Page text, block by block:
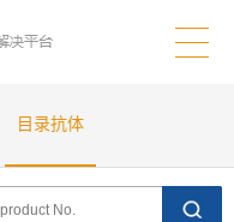
目录抗体